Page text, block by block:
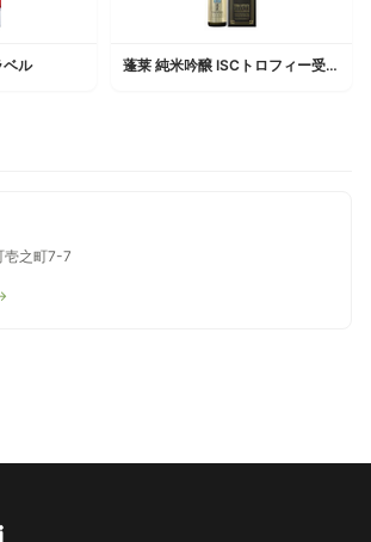
ベル 蓬莱 純米吟醸 ISCトロフィー受賞酒
壱之町7-7